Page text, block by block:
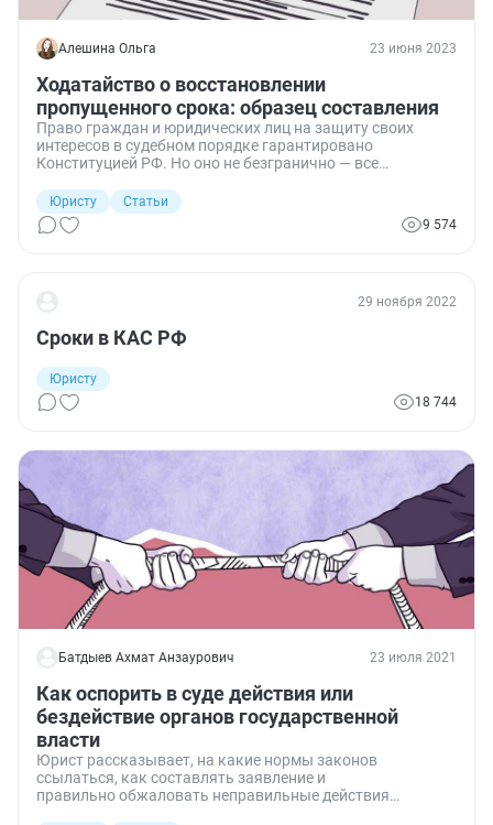
Алешина Ольга 23 июня 2023
Ходатайство о восстановлении
пропущенного срока: образец составления
Право граждан и юридических лиц на защиту своих
интересов в судебном порядке гарантировано
Конституцией РФ. Но оно не безгранично — все
нормативно отведенные для этого периоды времени. При
их пропуске право на защиту погашается. В
исключительных случаях исправить ситуацию поможет
Юристу
Статьи
9 574
29 ноября 2022
Сроки в КАС РФ
Юристу
18 744
Батдыев Ахмат Анзаурович 23 июля 2021
Как оспорить в суде действия или
бездействие органов государственной
власти
Юрист рассказывает, на какие нормы законов
ссылаться, как составлять заявление и
правильно обжаловать неправильные действия